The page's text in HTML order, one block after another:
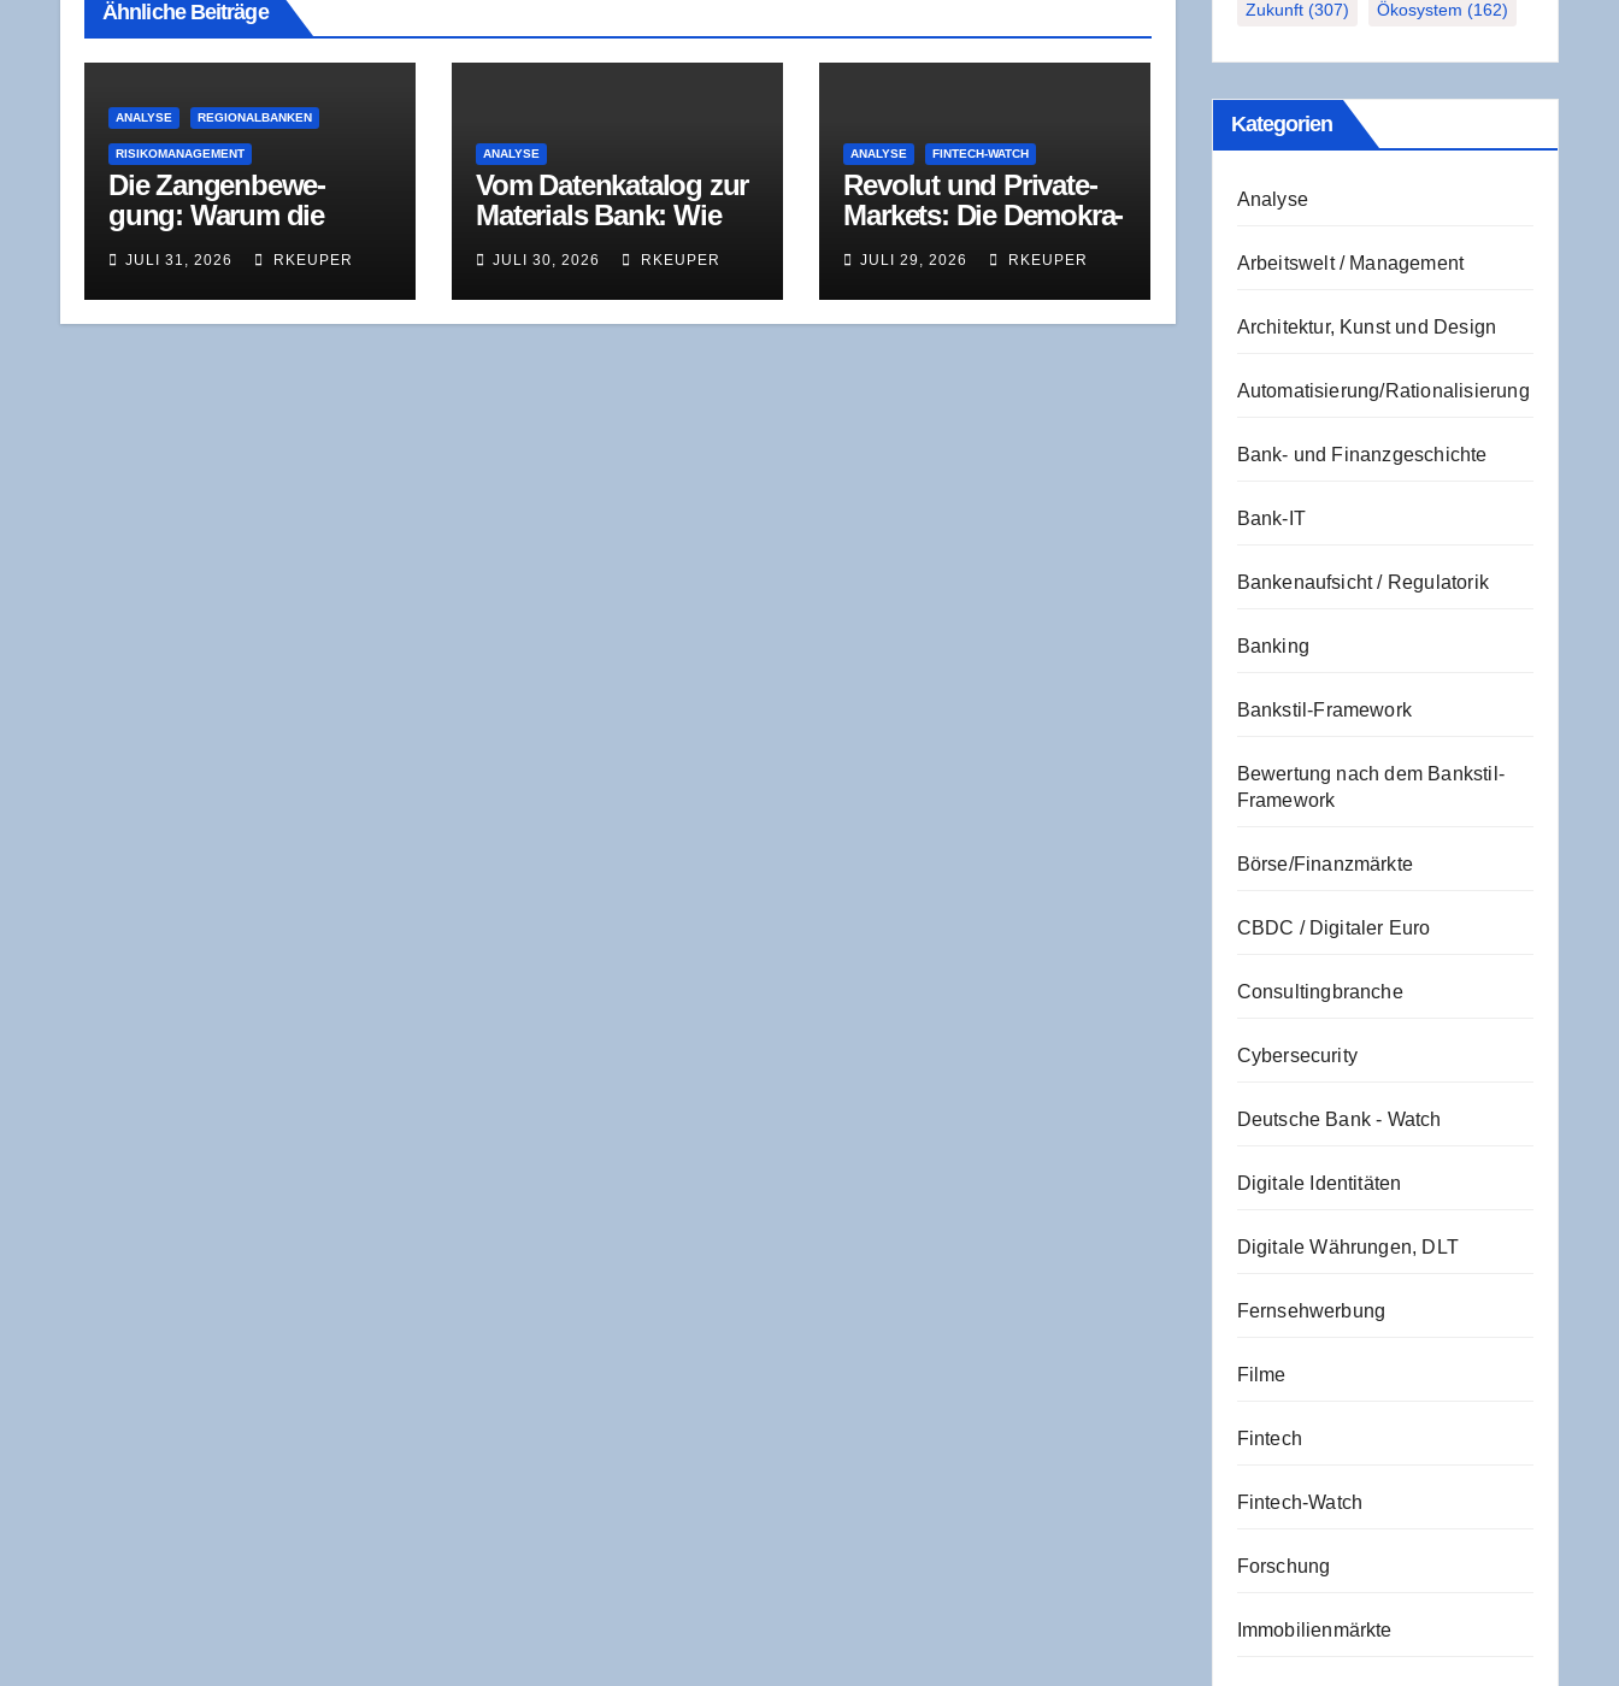
Ähnliche Beiträge
ANALYSE REGIONALBANKEN
RISIKOMANAGEMENT
Die Zan­gen­be­we­
gung: War­um die
nur ein Pro­blem des
Süd­wes­tens, son­dern
JULI 31, 2026 RKEUPER
ANALYSE
Vom Daten­ka­ta­log zur
Mate­ri­als Bank: Wie
tern Ver­mö­gens­wer­te
werden
JULI 30, 2026 RKEUPER
ANALYSE FINTECH-WATCH
Revo­lut und Pri­va­te-
Mar­kets: Die Demo­kra­
JULI 29, 2026 RKEUPER
Zukunft(307) Ökosystem (162)
Kate­go­rien
Analyse
Arbeitswelt / Management
Architektur, Kunst und Design
Automatisierung/Rationalisierung
Bank- und Finanzgeschichte
Bank-IT
Bankenaufsicht / Regulatorik
Banking
Bankstil-Framework
Bewertung nach dem Bankstil-
Framework
Börse/Finanzmärkte
CBDC / Digitaler Euro
Consultingbranche
Cybersecurity
Deutsche Bank - Watch
Digitale Identitäten
Digitale Währungen, DLT
Fernsehwerbung
Filme
Fintech
Fintech-Watch
Forschung
Immobilienmärkte